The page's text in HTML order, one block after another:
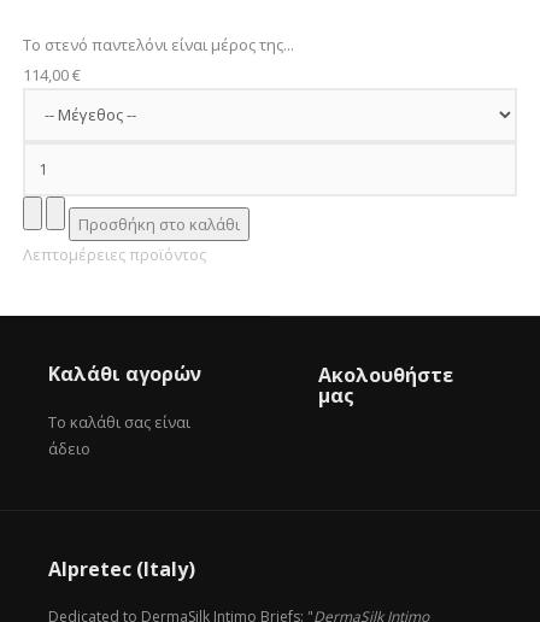
Το στενό παντελόνι είναι μέρος της...
114,00 €
Λεπτομέρειες προϊόντος
Καλάθι αγορών
Το καλάθι σας είναι
άδειο
Ακολουθήστε
μας
Alpretec (Italy)
Dedicated to DermaSilk Intimo Briefs: "DermaSilk Intimo